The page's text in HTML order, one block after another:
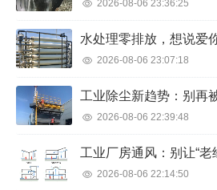
2026-08-07 01:32:11
2026-08-07 01:04:55
2026-08-07 00:34:16
2026-08-07 00:02:22